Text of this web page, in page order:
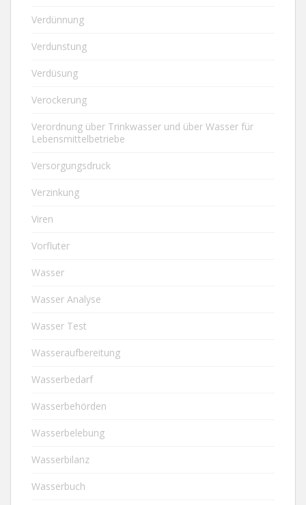
Verdünnung
Verdunstung
Verdüsung
Verockerung
Verordnung über Trinkwasser und über Wasser für
Lebensmittelbetriebe
Versorgungsdruck
Verzinkung
Viren
Vorfluter
Wasser
Wasser Analyse
Wasser Test
Wasseraufbereitung
Wasserbedarf
Wasserbehörden
Wasserbelebung
Wasserbilanz
Wasserbuch